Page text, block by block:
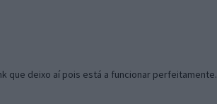
que deixo aí pois está a funcionar perfeitamente.